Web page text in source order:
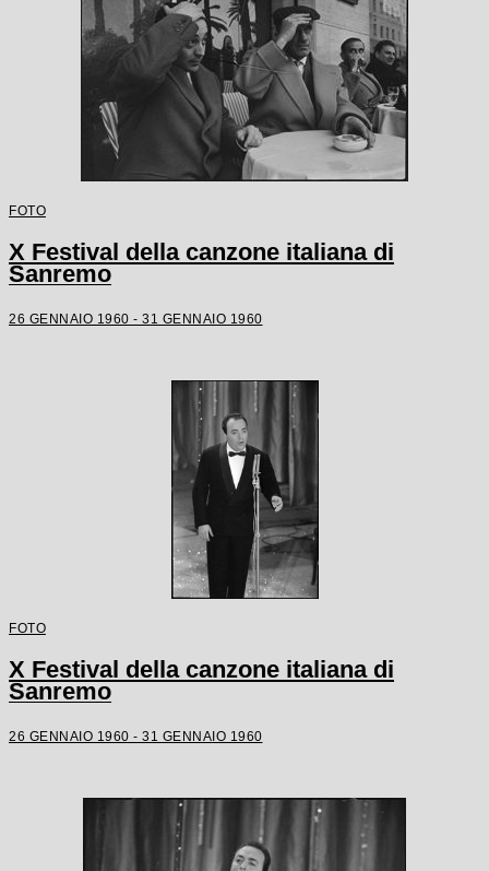
FOTO
X Festival della canzone italiana di
Sanremo
26 GENNAIO 1960 - 31 GENNAIO 1960
FOTO
X Festival della canzone italiana di
Sanremo
26 GENNAIO 1960 - 31 GENNAIO 1960